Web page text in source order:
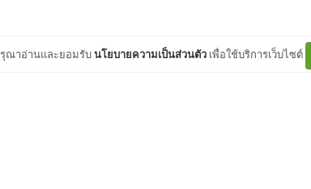
รุณาอ่านและยอมรับนโยบายความเป็นส่วนตัว เพื่อใช้บริการเว็บไซต์